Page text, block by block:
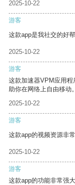
2025-10-22
游客
这款app是我社交的好
2025-10-22
游客
这款加速器VPM应用
助你在网络上自由移动。
2025-10-22
游客
这款app的视频资源非
2025-10-22
游客
这款app的功能非常强